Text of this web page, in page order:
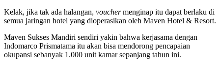
Kelak, jika tak ada halangan, vouchermenginap itu dapat berlaku di
semua jaringan hotel yang dioperasikan oleh Maven Hotel & Resort.
Maven Sukses Mandiri sendiri yakin bahwa kerjasama dengan
Indomarco Prismatama itu akan bisa mendorong pencapaian
okupansi sebanyak 1.000 unit kamar sepanjang tahun ini.